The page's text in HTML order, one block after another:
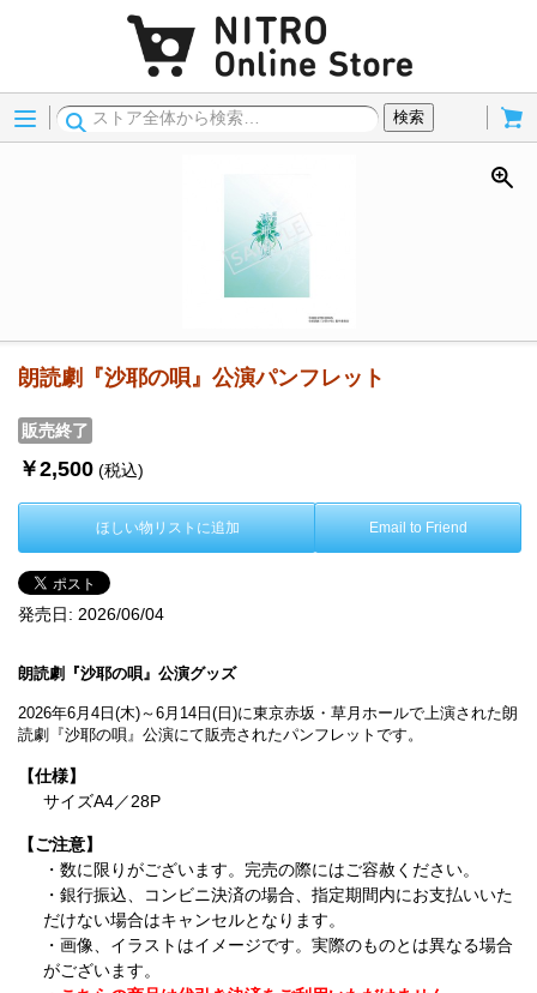
Menu
検索
朗読劇『沙耶の唄』公演パンフレット
販売終了
￥2,500 (税込)
ほしい物リストに追加 Email to Friend
発売日: 2026/06/04
朗読劇『沙耶の唄』公演グッズ
2026年6月4日(木)～6月14日(日)に東京赤坂・草月ホールで上演された朗
読劇『沙耶の唄』公演にて販売されたパンフレットです。
【仕様】
サイズA4／28P
【ご注意】
・数に限りがございます。完売の際にはご容赦ください。
・銀行振込、コンビニ決済の場合、指定期間内にお支払いいた
だけない場合はキャンセルとなります。
・画像、イラストはイメージです。実際のものとは異なる場合
がございます。